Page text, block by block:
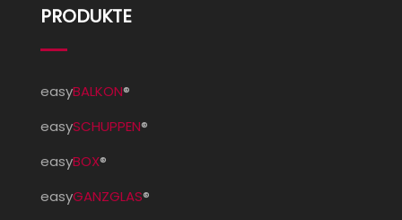
PRODUKTE
easyBALKON®
easySCHUPPEN®
easyBOX®
easyGANZGLAS®